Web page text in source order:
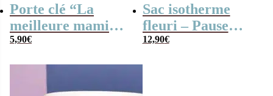
Porte clé “La
meilleure mamie
du monde” –
5,90€
Sac isotherme
fleuri – Pause
fraicheur
12,90€